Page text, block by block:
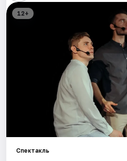
Рейтинги
12+
Спектакль